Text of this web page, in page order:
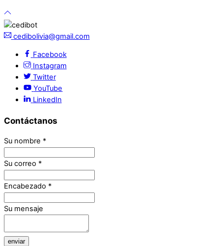
cedibolivia@gmail.com
Facebook
Instagram
Twitter
YouTube
LinkedIn
Contáctanos
Su nombre *
Su correo *
Encabezado *
Su mensaje
enviar